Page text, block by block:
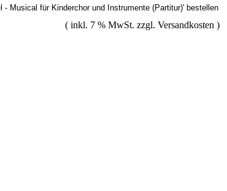
( inkl. 7 % MwSt. zzgl. Versandkosten )